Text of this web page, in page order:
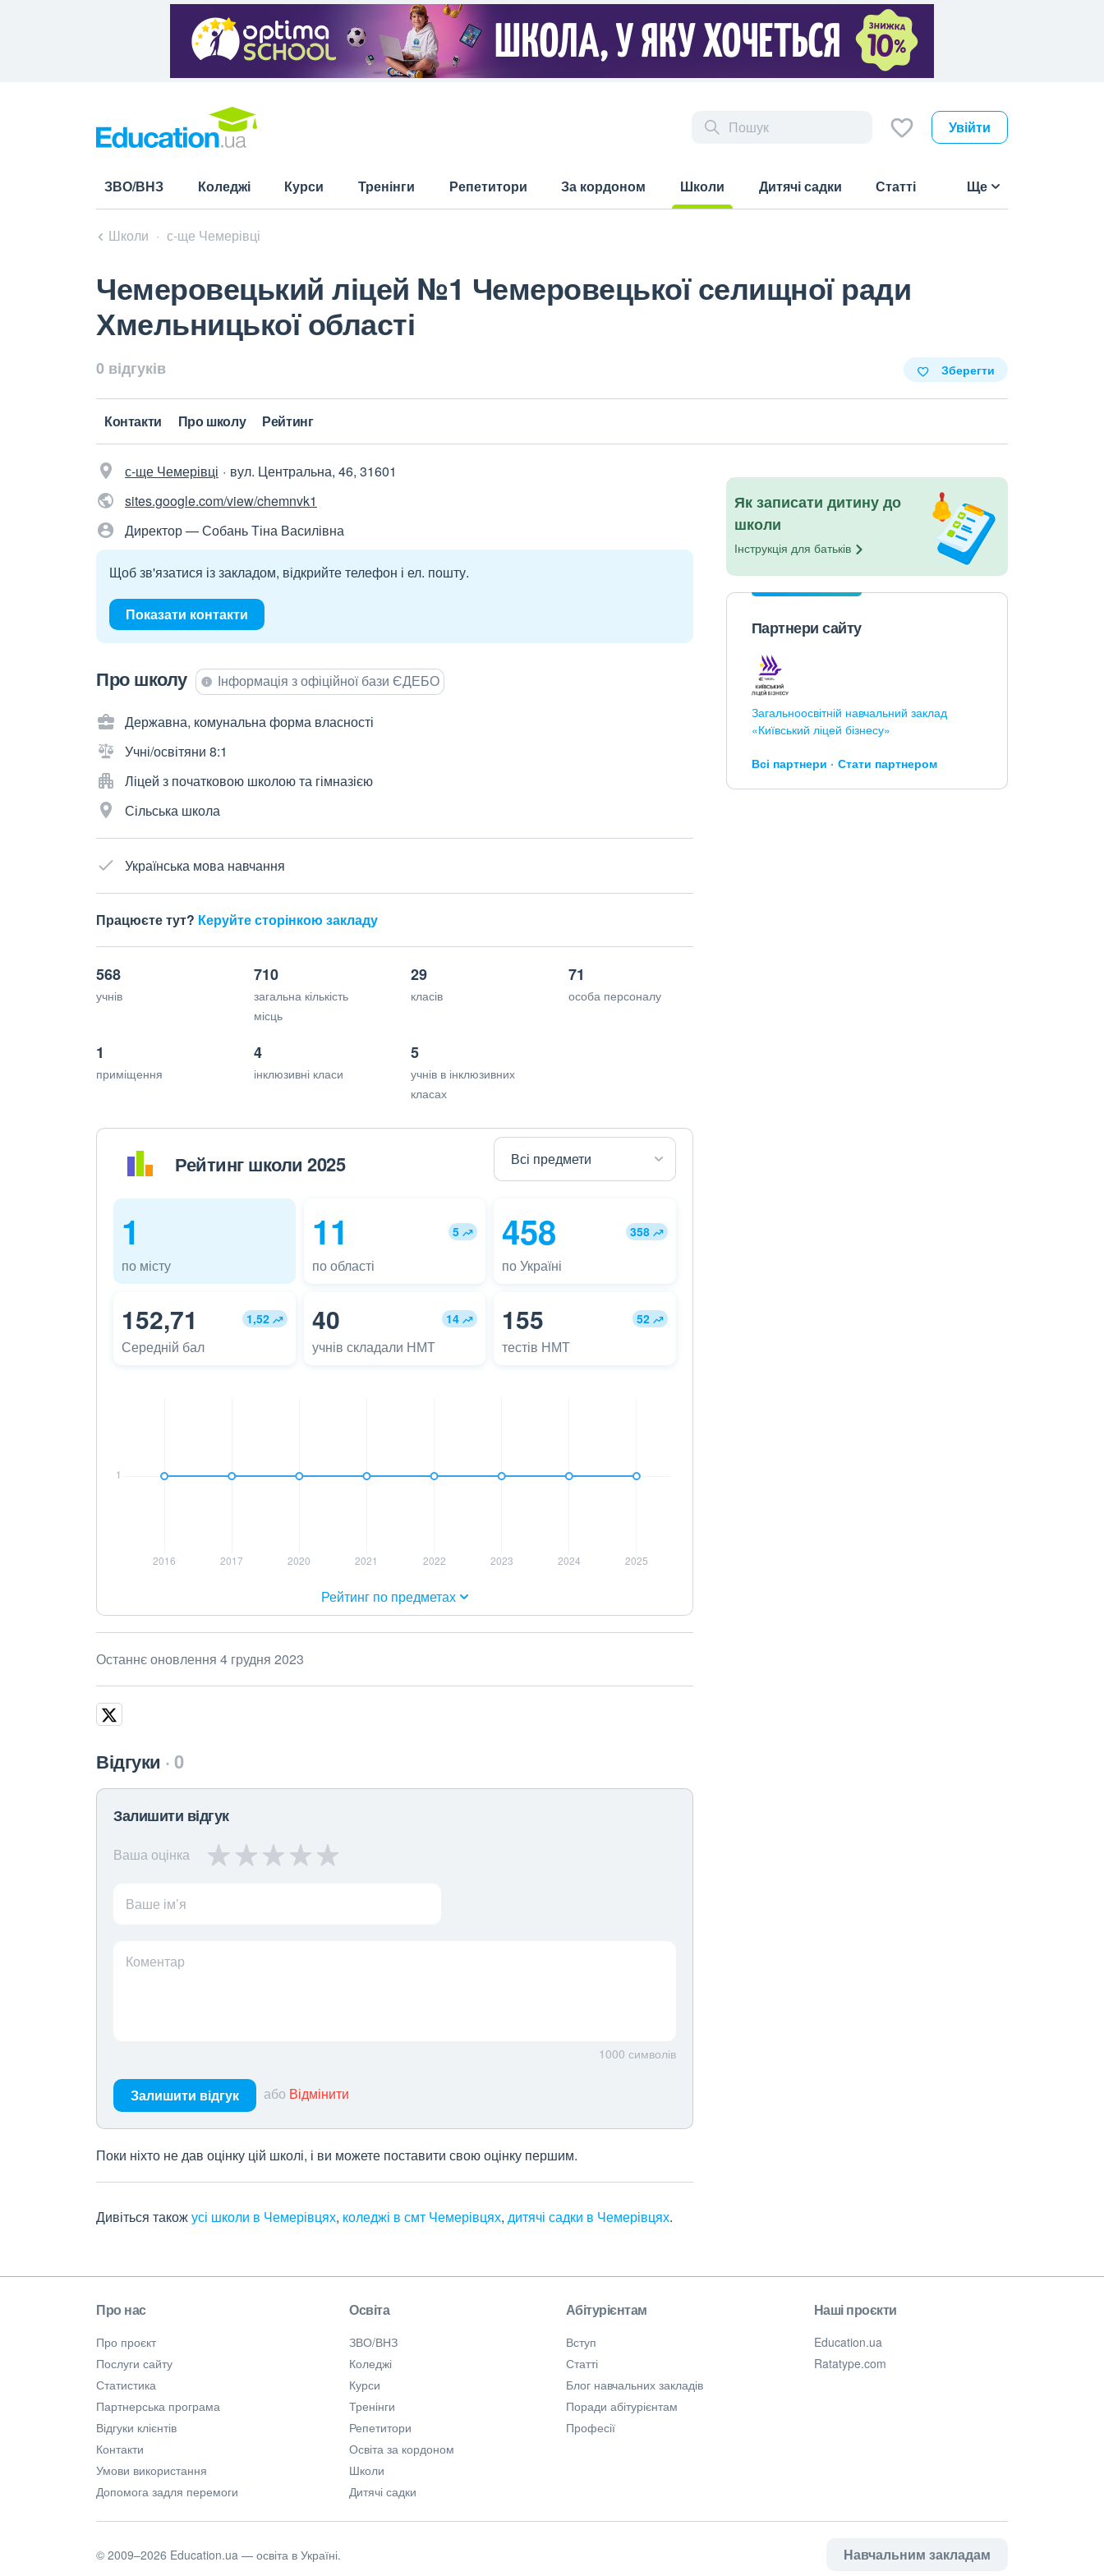
Увійти
ЗВО/ВНЗ Коледжі Курси Тренінги Репетитори За кордоном
Школи
Дитячі садки Статті Ще
Школи с-ще Чемерівці
Чемеровецький ліцей №1 Чемеровецької селищної ради
Хмельницької області
0 відгуків Зберегти
Контакти Про школу Рейтинг
с-ще Чемерівці
вул. Центральна, 46, 31601
sites.google.com/view/chemnvk1
Директор — Собань Тіна Василівна
Щоб зв'язатися із закладом, відкрийте телефон і ел. пошту.
Показати контакти
Про школу Інформація з офіційної бази ЄДЕБО
Державна, комунальна форма власності
Учні/освітяни 8:1
Ліцей з початковою школою та гімназією
Сільська школа
Українська мова навчання
Працюєте тут? Керуйте сторінкою закладу
568
учнів
710
загальна кількість
місць
29
класів
71
особа персоналу
1
приміщення
4
інклюзивні класи
5
учнів в інклюзивних
класах
Рейтинг школи 2025
1
по місту
11 5
по області
458 358
по Україні
152,71 1,52
Середній бал
40 14
учнів складали НМТ
155 52
тестів НМТ
Рейтинг по предметах
Останнє оновлення 4 грудня 2023
Відгуки 0
Залишити відгук
Ваша оцінка
Ваше ім’я
Коментар
1000 символів
Залишити відгук або Відмінити
Поки ніхто не дав оцінку цій школі, і ви можете поставити свою оцінку першим.
Дивіться такожусі школи в Чемерівцях, коледжі в смт Чемерівцях, дитячі садки в Чемерівцях.
Як записати дитину до
школи
Інструкція для батьків
Партнери сайту
Загальноосвітній навчальний заклад
«Київський ліцей бізнесу»
Всі партнери Стати партнером
Про нас
Про проєкт
Послуги сайту
Статистика
Партнерська програма
Відгуки клієнтів
Контакти
Умови використання
Допомога задля перемоги
Освіта
ЗВО/ВНЗ
Коледжі
Курси
Тренінги
Репетитори
Освіта за кордоном
Школи
Дитячі садки
Абітурієнтам
Вступ
Статті
Блог навчальних закладів
Поради абітурієнтам
Професії
Наші проєкти
Education.ua
Ratatype.com
Навчальним закладам
© 2009–2026 Education.ua — освіта в Україні.